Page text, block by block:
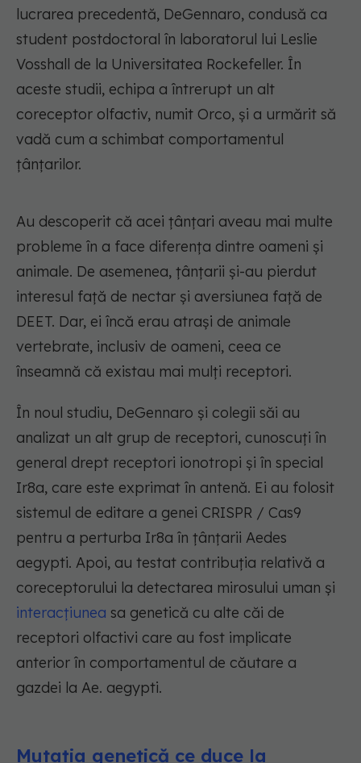
lucrarea precedentă, DeGennaro, condusă ca
student postdoctoral în laboratorul lui Leslie
Vosshall de la Universitatea Rockefeller. În
aceste studii, echipa a întrerupt un alt
coreceptor olfactiv, numit Orco, și a urmărit să
vadă cum a schimbat comportamentul
țânțarilor.
Au descoperit că acei țânțari aveau mai multe
probleme în a face diferența dintre oameni și
animale. De asemenea, țânțarii și-au pierdut
interesul față de nectar și aversiunea față de
DEET. Dar, ei încă erau atrași de animale
vertebrate, inclusiv de oameni, ceea ce
înseamnă că existau mai mulți receptori.
În noul studiu, DeGennaro și colegii săi au
analizat un alt grup de receptori, cunoscuți în
general drept receptori ionotropi și în special
Ir8a, care este exprimat în antenă. Ei au folosit
sistemul de editare a genei CRISPR / Cas9
pentru a perturba Ir8a în țânțarii Aedes
aegypti. Apoi, au testat contribuția relativă a
coreceptorului la detectarea mirosului uman și
interacțiunea sa genetică cu alte căi de
receptori olfactivi care au fost implicate
anterior în comportamentul de căutare a
gazdei la Ae. aegypti.
Mutația genetică ce duce la